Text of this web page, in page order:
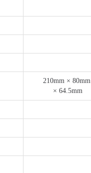
210mm × 80mm
× 64.5mm